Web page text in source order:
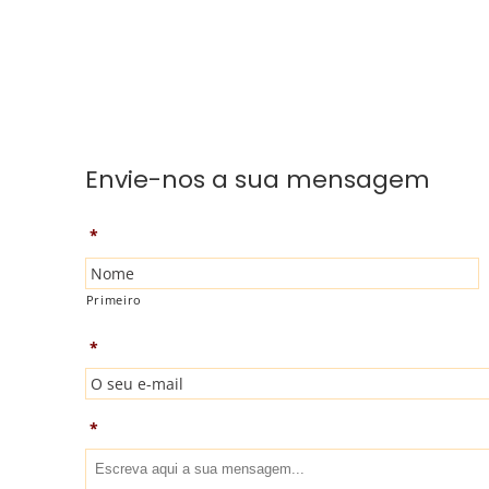
Envie-nos a sua mensagem
*
Primeiro
*
*